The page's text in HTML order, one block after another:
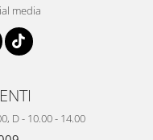
media
D - 10.00 - 14.00